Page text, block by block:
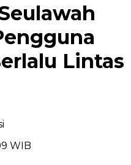
Lintas
WIB